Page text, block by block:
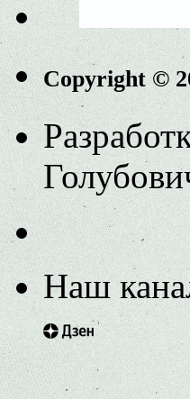
Copyright ©
Наш